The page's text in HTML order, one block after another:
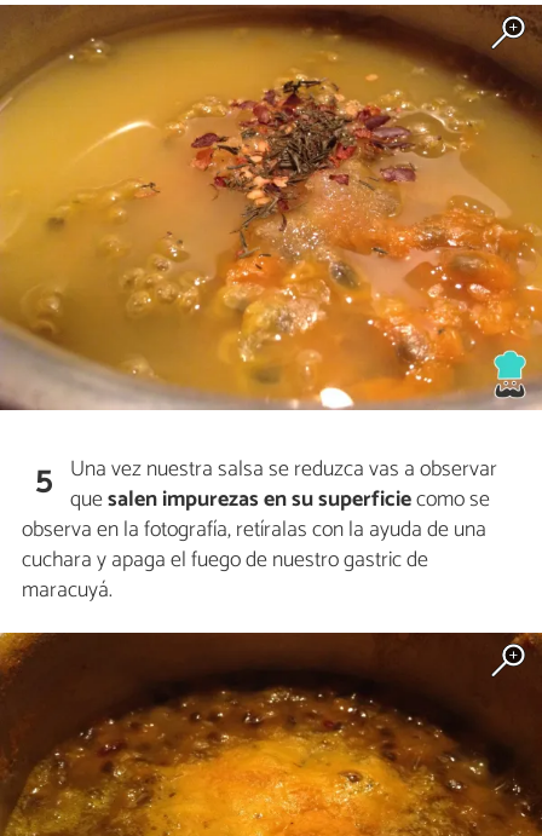
5 Una vez nuestra salsa se reduzca vas a observar
quesalen impurezas en su superficiecomo se
observa en la fotografía, retíralas con la ayuda de una
cuchara y apaga el fuego de nuestro gastric de
maracuyá.